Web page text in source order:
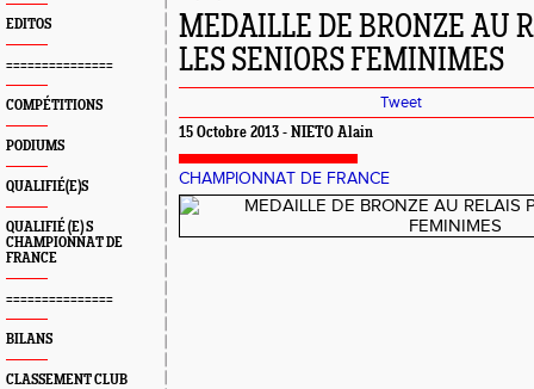
EDITOS
===============
COMPÉTITIONS
PODIUMS
QUALIFIÉ(E)S
QUALIFIÉ (E) S
CHAMPIONNAT DE
FRANCE
===============
BILANS
CLASSEMENT CLUB
MEDAILLE DE BRONZE AU
LES SENIORS FEMINIMES
Tweet
15 Octobre 2013 - NIETO Alain
CHAMPIONNAT DE FRANCE